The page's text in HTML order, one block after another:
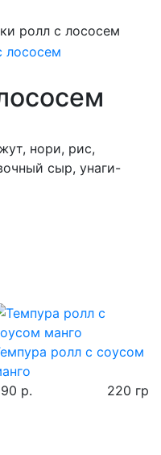
ролл с лососем
нори, рис,
сыр, унаги-
ролл с соусом
р.
220 гр